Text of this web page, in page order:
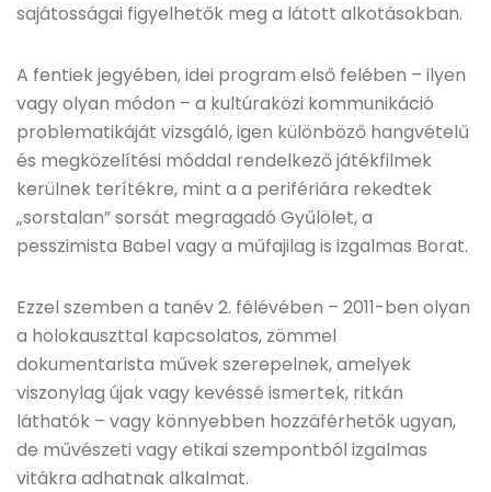
sajátosságai figyelhetők meg a látott alkotásokban.
A fentiek jegyében, idei program első felében – ilyen
vagy olyan módon – a kultúraközi kommunikáció
problematikáját vizsgáló, igen különböző hangvételű
és megközelítési móddal rendelkező játékfilmek
kerülnek terítékre, mint a a perifériára rekedtek
„sorstalan” sorsát megragadó Gyűlölet, a
pesszimista Babel vagy a műfajilag is izgalmas Borat.
Ezzel szemben a tanév 2. félévében – 2011-ben olyan
a holokauszttal kapcsolatos, zömmel
dokumentarista művek szerepelnek, amelyek
viszonylag újak vagy kevéssé ismertek, ritkán
láthatók – vagy könnyebben hozzáférhetők ugyan,
de művészeti vagy etikai szempontból izgalmas
vitákra adhatnak alkalmat.